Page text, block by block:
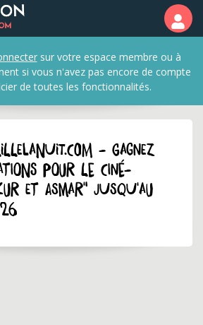
sur votre espace membre ou à
si vous n'avez pas encore de compte
de toutes les fonctionnalités.
lillelanuit.com - Gagnez
pour le ciné-
et Asmar" jusqu'au